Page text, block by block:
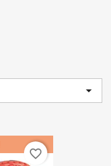

favorite_border